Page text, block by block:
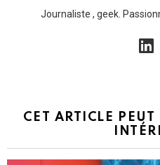
Journaliste , geek.
CET ARTICLE